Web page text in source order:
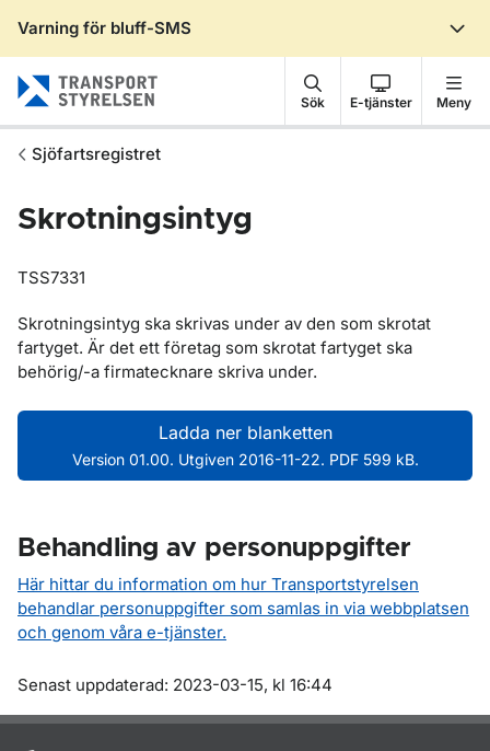
Varning för bluff-SMS
Sök E-tjänster Meny
Sjöfartsregistret
Skrotningsintyg
TSS7331
Skrotningsintyg ska skrivas under av den som skrotat
fartyget. Är det ett företag som skrotat fartyget ska
behörig/-a firmatecknare skriva under.
Ladda ner blanketten
Version 01.00. Utgiven 2016-11-22. PDF 599 kB.
Behandling av personuppgifter
Här hittar du information om hur Transportstyrelsen
behandlar personuppgifter som samlas in via webbplatsen
och genom våra e-tjänster.
Om sidan
Senast uppdaterad: 2023-03-15, kl 16:44